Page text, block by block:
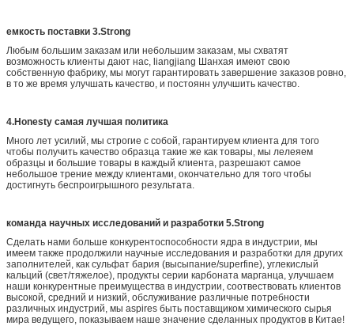
емкость поставки 3.Strong
Любым большим заказам или небольшим заказам, мы схватят
возможность клиенты дают нас, liangjiang Шанхая имеют свою
собственную фабрику, мы могут гарантировать завершение заказов ровно,
в то же время улучшать качество, и постоянн улучшить качество.
4.Honesty самая лучшая политика
Много лет усилий, мы строгие с собой, гарантируем клиента для того
чтобы получить качество образца такие же как товары, мы лелеяем
образцы и большие товары в каждый клиента, разрешают самое
небольшое трение между клиентами, окончательно для того чтобы
достигнуть беспроигрышного результата.
команда научных исследований и разработки 5.Strong
Сделать нами больше конкурентоспособности ядра в индустрии, мы
имеем также продолжили научные исследования и разработки для других
заполнителей, как сульфат бария (высыпание/superfine), углекислый
кальций (свет/тяжелое), продукты серии карбоната марганца, улучшаем
наши конкурентные преимущества в индустрии, соотвествовать клиентов
высокой, средний и низкий, обслуживание различные потребности
различных индустрий, мы aspires быть поставщиком химического сырья
мира ведущего, показываем наше значение сделанных продуктов в Китае!